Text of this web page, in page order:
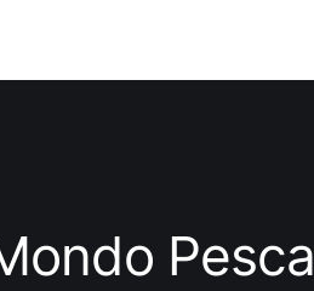
Pesca